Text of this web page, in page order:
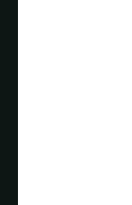
adaptados
maneira pela
adaptaram
em resposta